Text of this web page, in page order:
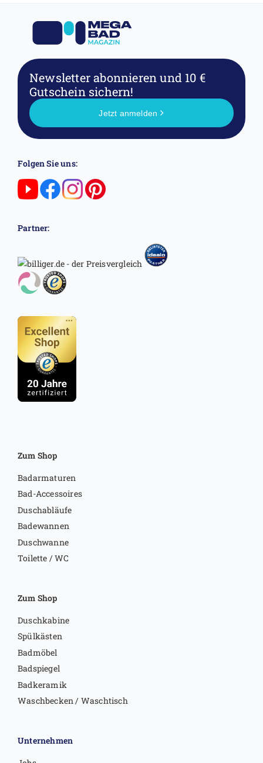
Newsletter abonnierenund 10 €
Gutschein sichern!
Jetzt anmelden
Folgen Sie uns:
Partner:
Zum Shop
Badarmaturen
Bad-Accessoires
Duschabläufe
Badewannen
Duschwanne
Toilette / WC
Zum Shop
Duschkabine
Spülkästen
Badmöbel
Badspiegel
Badkeramik
Waschbecken / Waschtisch
Unternehmen